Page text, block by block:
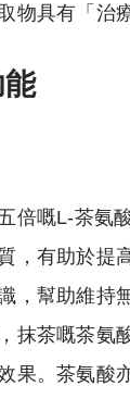
物具有「治
倍嘅L-茶氨
，有助於提
，幫助維持
抹茶嘅茶氨
果。茶氨酸